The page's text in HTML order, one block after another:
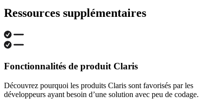
Ressources supplémentaires
Fonctionnalités de produit Claris
Découvrez pourquoi les produits Claris sont favorisés par les
développeurs ayant besoin d’une solution avec peu de codage.